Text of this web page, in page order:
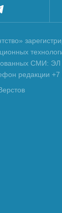
СМИ:
редакции